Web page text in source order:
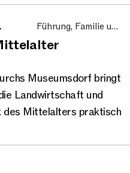
Führung, Familie und
Museumsdorf bringt
Landwirtschaft und
des Mittelalters praktisch